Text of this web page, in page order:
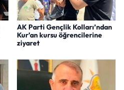
AK Parti Gençlik Kolları’ndan
Kur’an kursu öğrencilerine
ziyaret